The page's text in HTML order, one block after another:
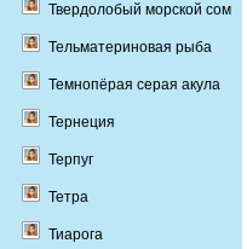
Твердолобый морской сом
Тельматериновая рыба
Темнопёрая серая акула
Тернеция
Терпуг
Тетра
Тиарога